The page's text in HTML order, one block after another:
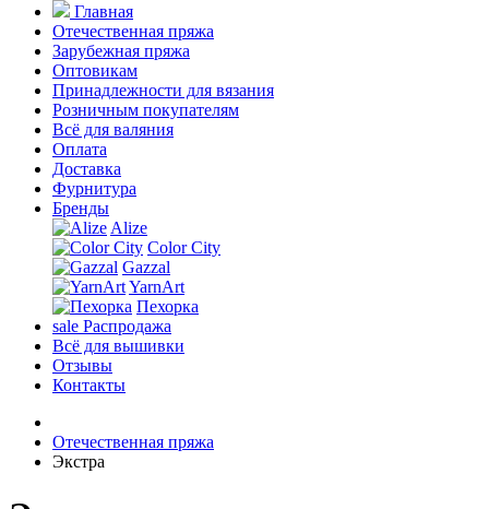
Главная
Отечественная пряжа
Зарубежная пряжа
Оптовикам
Принадлежности для вязания
Розничным покупателям
Всё для валяния
Оплата
Доставка
Фурнитура
Бренды
Alize
Color City
Gazzal
YarnArt
Пехорка
sale Распродажа
Всё для вышивки
Отзывы
Контакты
Отечественная пряжа
Экстра